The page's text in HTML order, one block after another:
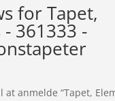
forTapet,
361333 -
anmelde “Tapet,